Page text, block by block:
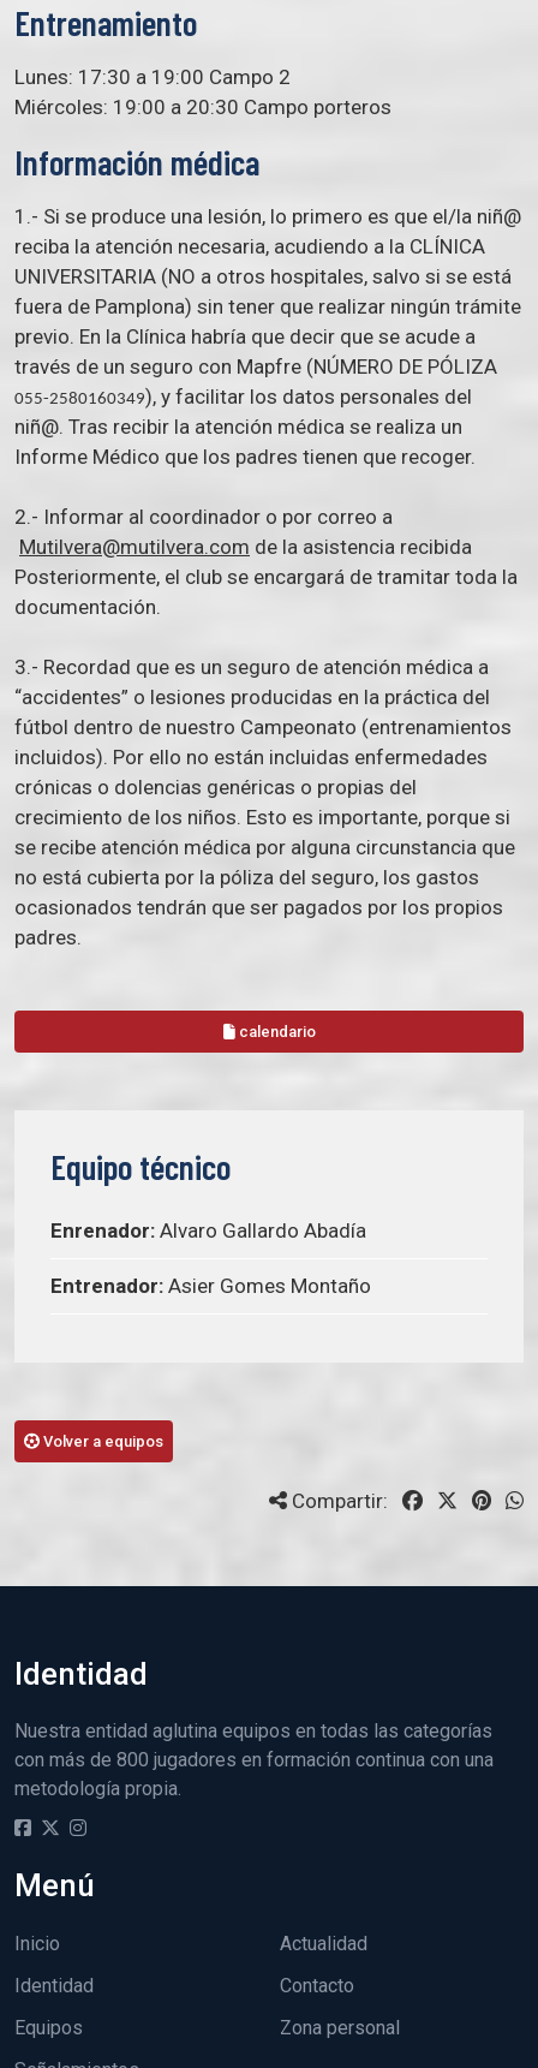
Entrenamiento
Lunes: 17:30 a 19:00 Campo 2
Miércoles: 19:00 a 20:30 Campo porteros
Información médica
1.- Si se produce una lesión, lo primero es que el/la niñ@
reciba la atención necesaria, acudiendo a la CLÍNICA
UNIVERSITARIA (NO a otros hospitales, salvo si se está
fuera de Pamplona) sin tener que realizar ningún trámite
previo. En la Clínica habría que decir que se acude a
través de un seguro con Mapfre (NÚMERO DE PÓLIZA
055-2580160349), y facilitar los datos personales del
niñ@. Tras recibir la atención médica se realiza un
Informe Médico que los padres tienen que recoger.
2.- Informar al coordinador o por correo a
Mutilvera@mutilvera.com de la asistencia recibida
Posteriormente, el club se encargará de tramitar toda la
documentación.
3.- Recordad que es un seguro de atención médica a
“accidentes” o lesiones producidas en la práctica del
fútbol dentro de nuestro Campeonato (entrenamientos
incluidos). Por ello no están incluidas enfermedades
crónicas o dolencias genéricas o propias del
crecimiento de los niños. Esto es importante, porque si
se recibe atención médica por alguna circunstancia que
no está cubierta por la póliza del seguro, los gastos
ocasionados tendrán que ser pagados por los propios
padres.
calendario
Equipo técnico
Enrenador: Alvaro Gallardo Abadía
Entrenador: Asier Gomes Montaño
Volver a equipos
Compartir:
Identidad
Nuestra entidad aglutina equipos en todas las categorías
con más de 800 jugadores en formación continua con una
metodología propia.
Menú
Inicio
Identidad
Equipos
Actualidad
Contacto
Zona personal